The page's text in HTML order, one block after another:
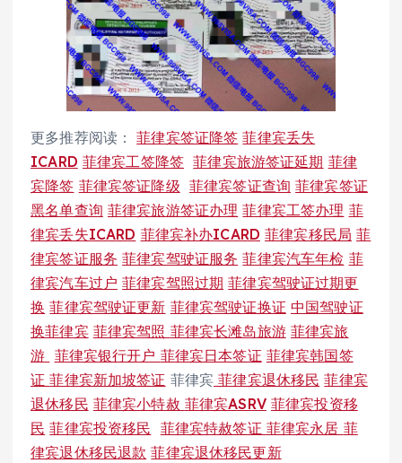
更多推荐阅读：菲律宾签证降签 菲律宾丢失
ICARD 菲律宾工签降签 菲律宾旅游签证延期 菲律
宾降签 菲律宾签证降级 菲律宾签证查询 菲律宾签证
黑名单查询 菲律宾旅游签证办理 菲律宾工签办理 菲
律宾丢失ICARD 菲律宾补办ICARD 菲律宾移民局 菲
律宾签证服务 菲律宾驾驶证服务 菲律宾汽车年检 菲
律宾汽车过户 菲律宾驾照过期 菲律宾驾驶证过期更
换 菲律宾驾驶证更新 菲律宾驾驶证换证 中国驾驶证
换菲律宾 菲律宾驾照 菲律宾长滩岛旅游 菲律宾旅
游 菲律宾银行开户 菲律宾日本签证 菲律宾韩国签
证菲律宾新加坡签证 菲律宾 菲律宾退休移民 菲律宾
退休移民 菲律宾小特赦 菲律宾ASRV 菲律宾投资移
民 菲律宾投资移民 菲律宾特赦签证 菲律宾永居 菲
律宾退休移民退款 菲律宾退休移民更新